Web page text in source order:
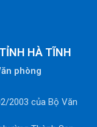
HÀ TĨNH
phòng
2003 của Bộ Văn